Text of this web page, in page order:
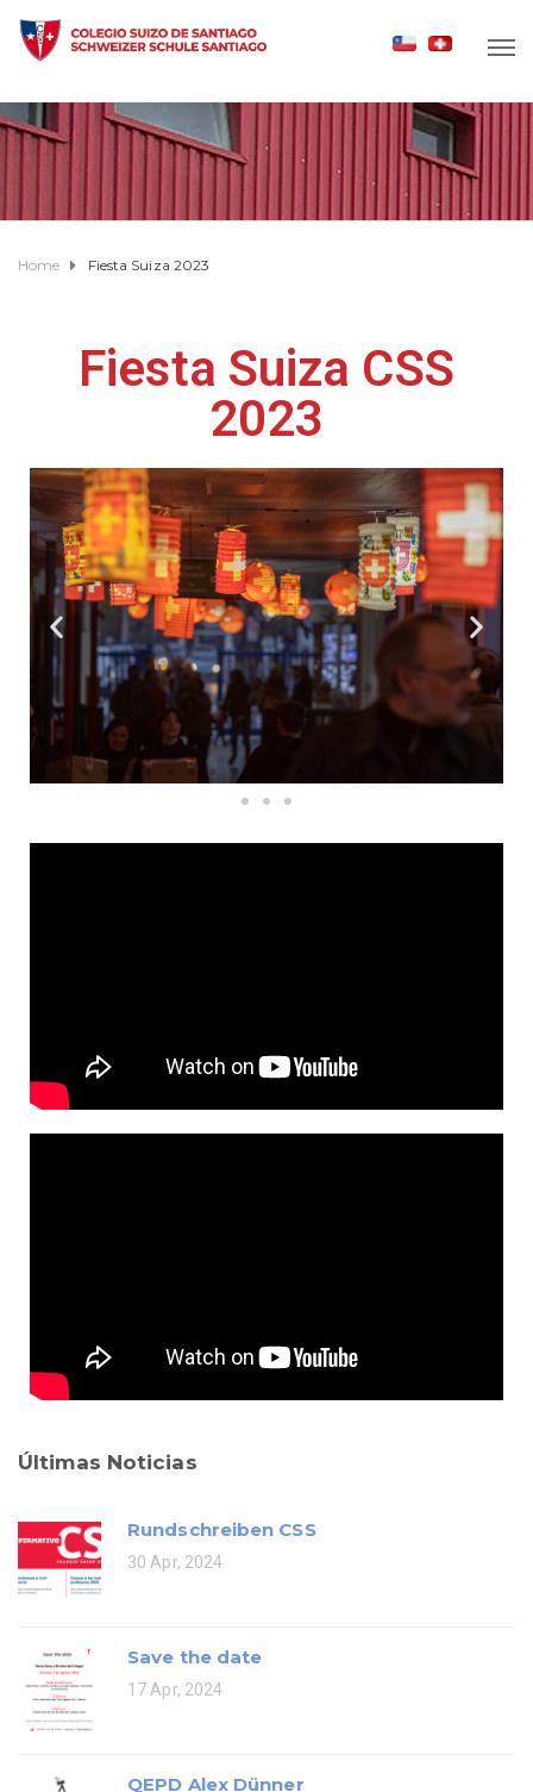
Home Fiesta Suiza 2023
Fiesta Suiza CSS
2023
Últimas Noticias
Rundschreiben CSS
30 Apr, 2024
Save the date
17 Apr, 2024
QEPD Alex Dünner